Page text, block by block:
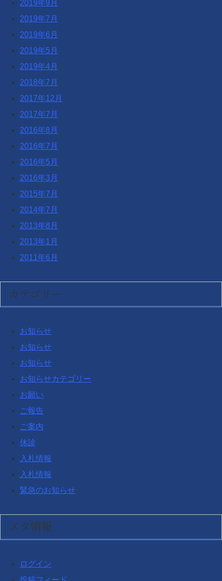
2019年9月
2019年7月
2019年6月
2019年5月
2019年4月
2018年7月
2017年12月
2017年7月
2016年8月
2016年7月
2016年5月
2016年3月
2015年7月
2014年7月
2013年8月
2013年1月
2011年6月
カテゴリー
お知らせ
お知らせ
お知らせ
お知らせカテゴリー
お願い
ご報告
ご案内
休診
入札情報
入札情報
緊急のお知らせ
メタ情報
ログイン